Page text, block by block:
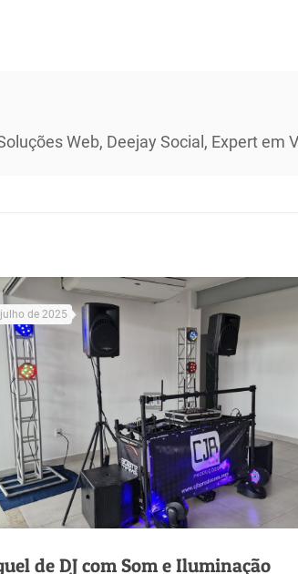
Web, Deejay Social, Expert
de 2025
de DJ com Som e Iluminação